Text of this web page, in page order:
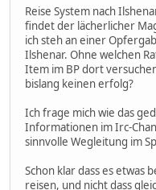
Reise System nach
findet der lächerlicher
ich steh an einer
Ilshenar. Ohne welchen
Item im BP dort
bislang keinen erfolg?
Ich frage mich wie das
Informationen im Irc-
sinnvolle Wegleitung im
Schon klar dass es etwas
reisen, und nicht dass